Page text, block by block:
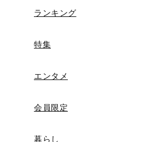
ランキング
特集
エンタメ
会員限定
暮らし